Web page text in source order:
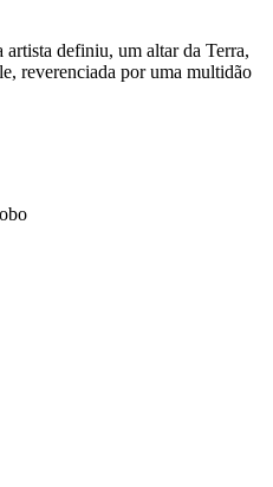
artista definiu, um altar da Terra,
reverenciada por uma multidão